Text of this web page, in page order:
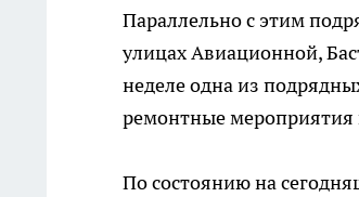
Параллельно с этим
улицах Авиационной,
неделе одна из
ремонтные мероприятия
По состоянию на